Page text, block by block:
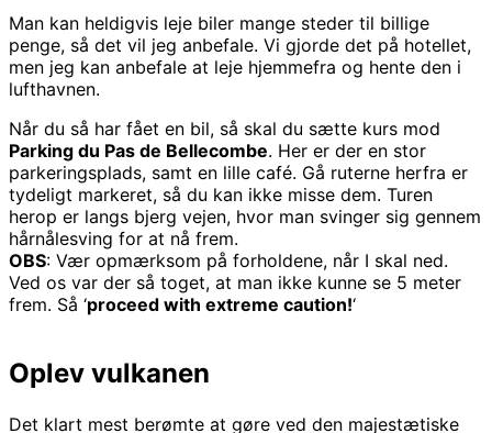
Man kan heldigvis leje biler mange steder til billige
penge, så det vil jeg anbefale. Vi gjorde det på hotellet,
men jeg kan anbefale at leje hjemmefra og hente den i
lufthavnen.
Når du så har fået en bil, så skal du sætte kurs mod
Parking du Pas de Bellecombe. Her er der en stor
parkeringsplads, samt en lille café. Gå ruterne herfra er
tydeligt markeret, så du kan ikke misse dem. Turen
herop er langs bjerg vejen, hvor man svinger sig gennem
hårnålesving for at nå frem.
OBS: Vær opmærksom på forholdene, når I skal ned.
Ved os var der så toget, at man ikke kunne se 5 meter
frem. Så ‘proceed with extreme caution!‘
Oplev vulkanen
Det klart mest berømte at gøre ved den majestætiske